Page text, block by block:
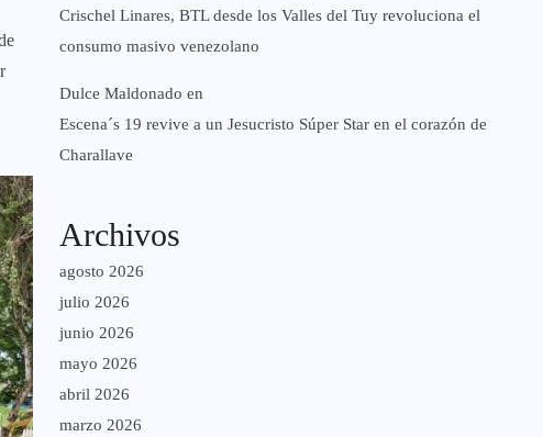
Crischel Linares, BTL desde los Valles del Tuy revoluciona el
consumo masivo venezolano
Dulce Maldonado en
Escena´s 19 revive a un Jesucristo Súper Star en el corazón de
Charallave
Archivos
agosto 2026
julio 2026
junio 2026
mayo 2026
abril 2026
marzo 2026